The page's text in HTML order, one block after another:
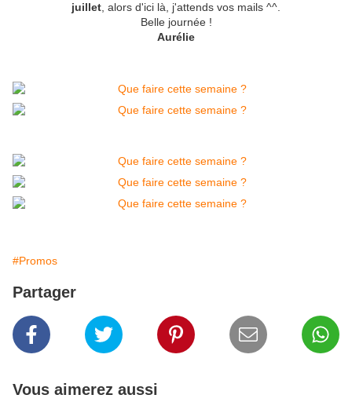
juillet , alors d'ici là, j'attends vos mails ^^.
Belle journée !
Aurélie
#Promos
Partager
Vous aimerez aussi